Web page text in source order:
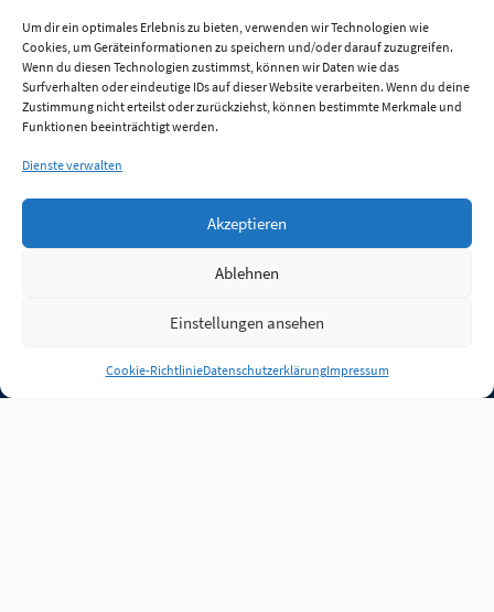
Um dir ein optimales Erlebnis zu bieten, verwenden wir Technologien wie
Cookies, um Geräteinformationen zu speichern und/oder darauf zuzugreifen.
Wenn du diesen Technologien zustimmst, können wir Daten wie das
Surfverhalten oder eindeutige IDs auf dieser Website verarbeiten. Wenn du deine
Zustimmung nicht erteilst oder zurückziehst, können bestimmte Merkmale und
Funktionen beeinträchtigt werden.
Dienste verwalten
Akzeptieren
Ablehnen
Einstellungen ansehen
Cookie-RichtlinieDatenschutzerklärungImpressum
Anmelden
Jobs Partner FAQ Quellen